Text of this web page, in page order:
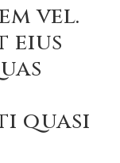
vel.
eius
quasi